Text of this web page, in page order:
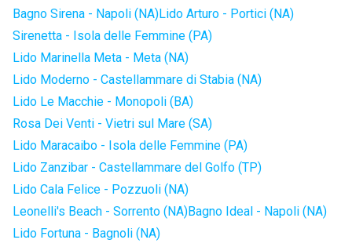
Bagno Sirena - Napoli (NA)Lido Arturo - Portici (NA)
Sirenetta - Isola delle Femmine (PA)
Lido Marinella Meta - Meta (NA)
Lido Moderno - Castellammare di Stabia (NA)
Lido Le Macchie - Monopoli (BA)
Rosa Dei Venti - Vietri sul Mare (SA)
Lido Maracaibo - Isola delle Femmine (PA)
Lido Zanzibar - Castellammare del Golfo (TP)
Lido Cala Felice - Pozzuoli (NA)
Leonelli's Beach - Sorrento (NA)Bagno Ideal - Napoli (NA)
Lido Fortuna - Bagnoli (NA)